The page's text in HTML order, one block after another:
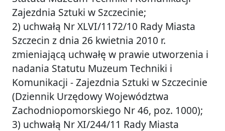
Zajezdnia Sztuki w Szczecinie;
2) uchwałą Nr XLVI/1172/10 Rady Miasta
Szczecin z dnia 26 kwietnia 2010 r.
zmieniającą uchwałę w prawie utworzenia i
nadania Statutu Muzeum Techniki i
Komunikacji - Zajezdnia Sztuki w Szczecinie
(Dziennik Urzędowy Województwa
Zachodniopomorskiego Nr 46, poz. 1000);
3) uchwałą Nr XI/244/11 Rady Miasta